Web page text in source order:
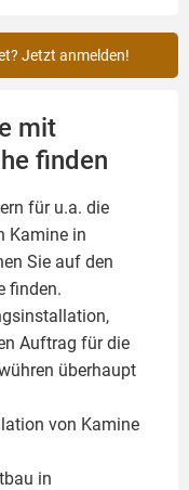
Jetzt anmelden!
mit
finden
für u.a. die
Kamine in
Sie auf den
finden.
Auftrag für die
überhaupt
von Kamine
in